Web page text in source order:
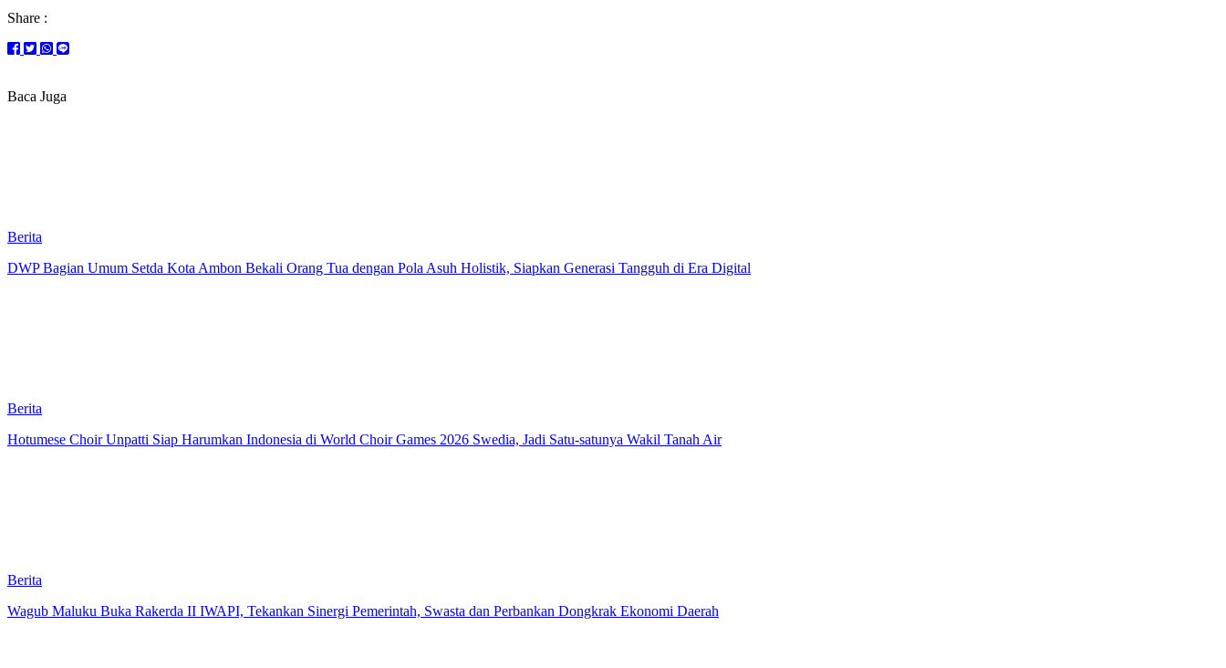
Share :
Baca Juga
Berita
DWP Bagian Umum Setda Kota Ambon Bekali Orang Tua dengan Pola Asuh Holistik, Siapkan Generasi Tangguh di Era Digital
Berita
Hotumese Choir Unpatti Siap Harumkan Indonesia di World Choir Games 2026 Swedia, Jadi Satu-satunya Wakil Tanah Air
Berita
Wagub Maluku Buka Rakerda II IWAPI, Tekankan Sinergi Pemerintah, Swasta dan Perbankan Dongkrak Ekonomi Daerah